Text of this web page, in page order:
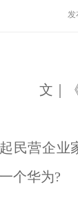
发
文｜
民营企业
个华为?